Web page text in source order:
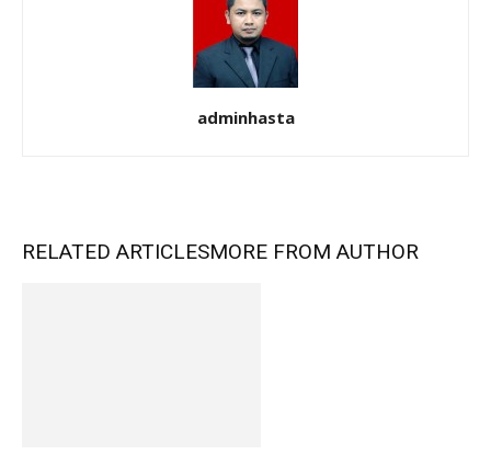
adminhasta
RELATED ARTICLESMORE FROM AUTHOR